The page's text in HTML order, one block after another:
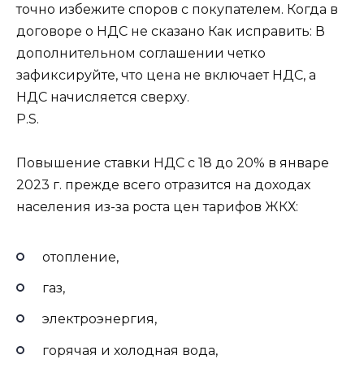
точно избежите споров с покупателем. Когда в
договоре о НДС не сказано Как исправить: В
дополнительном соглашении четко
зафиксируйте, что цена не включает НДС, а
НДС начисляется сверху.
P.S.
Повышение ставки НДС с 18 до 20% в январе
2023 г. прежде всего отразится на доходах
населения из-за роста цен тарифов ЖКХ:
отопление,
газ,
электроэнергия,
горячая и холодная вода,